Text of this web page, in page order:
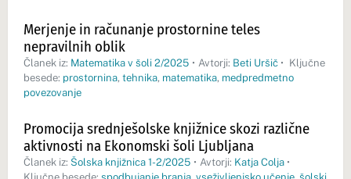
Merjenje in računanje prostornine teles
nepravilnih oblik
Članek iz: Matematika v šoli 2/2025 • Avtorji: Beti Uršič • Ključne
besede: prostornina, tehnika, matematika, medpredmetno
povezovanje
Promocija srednješolske knjižnice skozi različne
aktivnosti na Ekonomski šoli Ljubljana
Članek iz: Šolska knjižnica 1-2/2025 • Avtorji: Katja Colja •